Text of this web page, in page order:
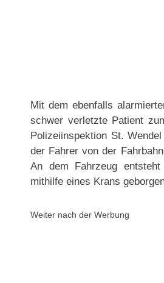
Mit dem ebenfalls
schwer verletzte Patient
Polizeiinspektion St.
der Fahrer von der
An dem Fahrzeug
mithilfe eines Krans
Weiter nach der Werbung